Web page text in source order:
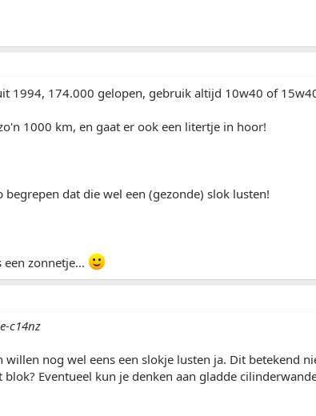
1994, 174.000 gelopen, gebruik altijd 10w40 of
1000 km, en gaat er ook een litertje in hoor!
begrepen dat die wel een (gezonde) slok lusten!
zonnetje...
c14nz
willen nog wel eens een slokje lusten ja. Dit betekend
blok? Eventueel kun je denken aan gladde